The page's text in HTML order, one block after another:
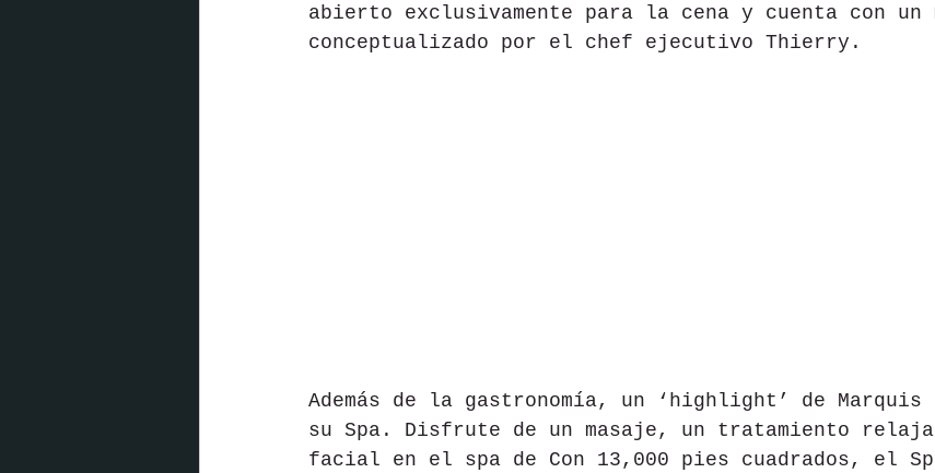
abierto exclusivamente para la cena y cuenta con un
conceptualizado por el chef ejecutivo Thierry.
Además de la gastronomía, un ‘highlight’ de Marquis
su Spa. Disfrute de un masaje, un tratamiento
facial en el spa de Con 13,000 pies cuadrados, el